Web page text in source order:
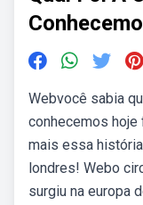
Webvocê sabia
conhecemos hoje
mais essa
londres! Webo
surgiu na europa